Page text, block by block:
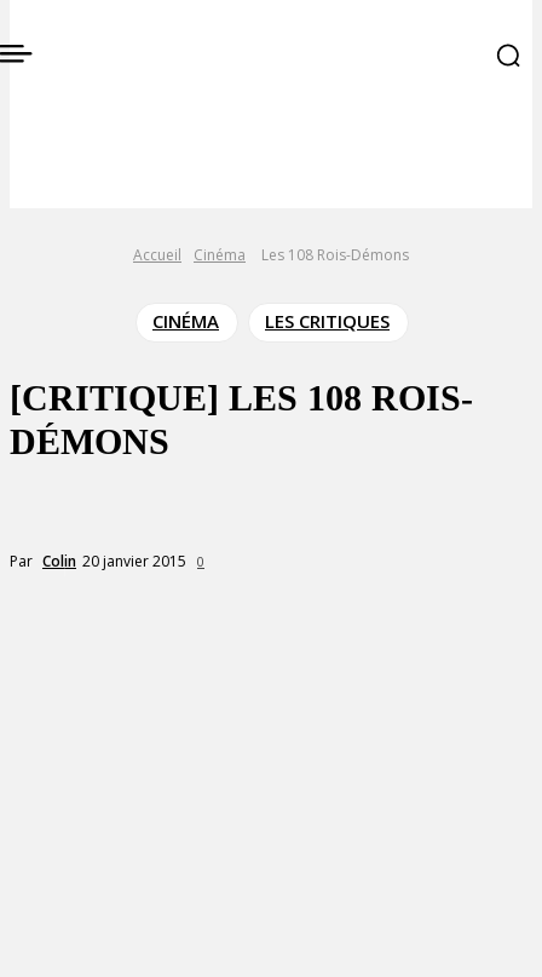
Accueil Cinéma Les 108 Rois-Démons
CINÉMA LES CRITIQUES
[CRITIQUE] LES 108 ROIS-
DÉMONS
Par Colin 20 janvier 2015 0